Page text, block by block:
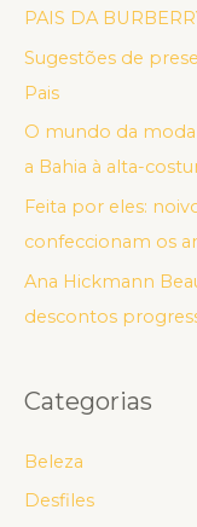
PAIS DA
Sugestões de
Pais
O mundo da moda
a Bahia à alta-
Feita por eles:
confeccionam os
Ana Hickmann
descontos
Categorias
Beleza
Desfiles